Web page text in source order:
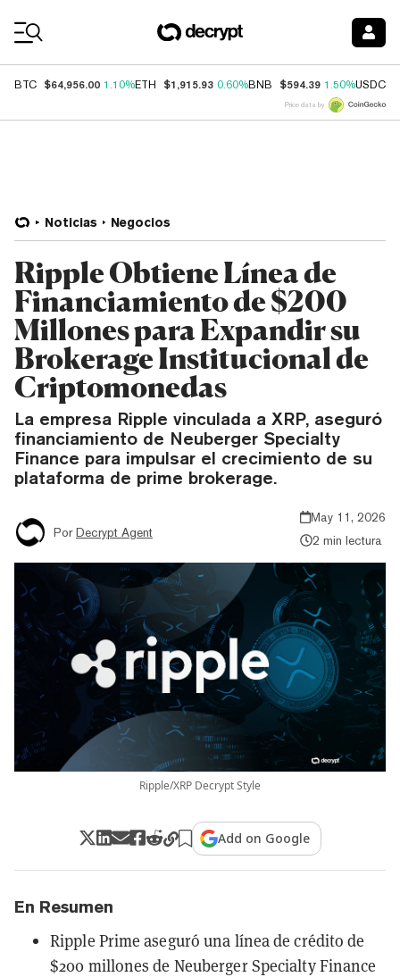
BTC $64,956.00 1.10%ETH $1,915.93 0.60%BNB $594.39 1.50%USDC
Price data by
Noticias Negocios
Ripple Obtiene Línea de
Financiamiento de $200
Millones para Expandir su
Brokerage Institucional de
Criptomonedas
La empresa Ripple vinculada a XRP, aseguró
financiamiento de Neuberger Specialty
Finance para impulsar el crecimiento de su
plataforma de prime brokerage.
Por Decrypt Agent
May 11, 2026
2 min lectura
Ripple/XRP Decrypt Style
Add on Google
En Resumen
Ripple Prime aseguró una línea de crédito de
$200 millones de Neuberger Specialty Finance